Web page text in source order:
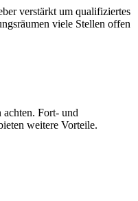
verstärkt um qualifiziertes
viele Stellen offen
achten. Fort- und
weitere Vorteile.